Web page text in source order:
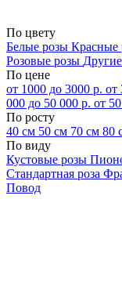
По цвету
Белые розы Красные
Розовые розы
По цене
от 1000 до 3000 р. от
000 до 50 000 р. от
По росту
40 см 50 см 70 см 80
По виду
Кустовые розы
Стандартная роза
Повод